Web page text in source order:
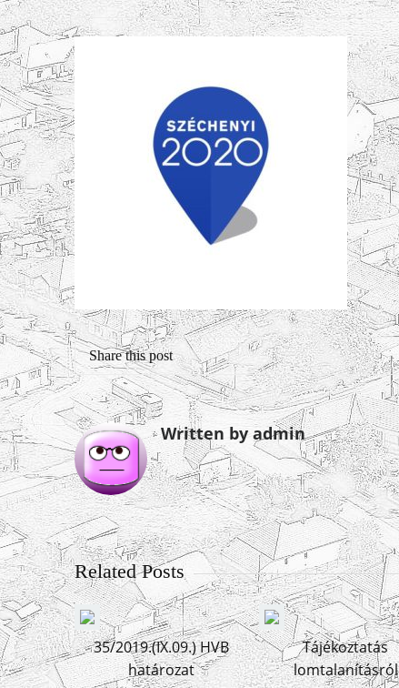
Share this post
Written by admin
Related Posts
35/2019.(IX.09.) HVB
határozat
Tájékoztatás
lomtalanításról